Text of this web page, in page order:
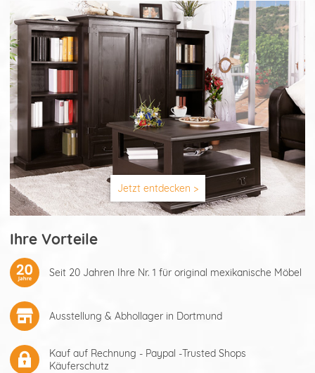
Jetzt entdecken >
Ihre Vorteile
Seit 20 Jahren Ihre Nr. 1 für original mexikanische Möbel
Ausstellung & Abhollager in Dortmund
Kauf auf Rechnung - Paypal -Trusted Shops
Käuferschutz